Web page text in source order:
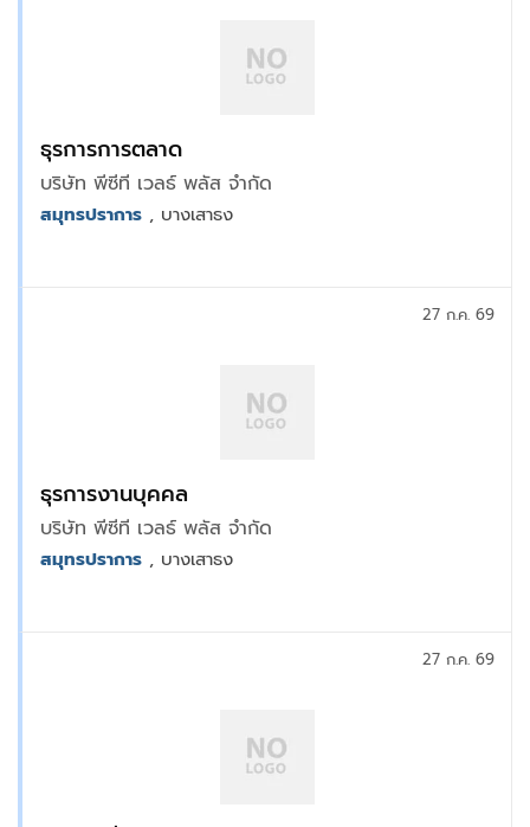
ธุรการการตลาด
บริษัท พีซีที เวลธ์ พลัส จำกัด
สมุทรปราการ , บางเสาธง
ธุรการงานบุคคล
บริษัท พีซีที เวลธ์ พลัส จำกัด
27 ก.ค. 69
สมุทรปราการ , บางเสาธง
27 ก.ค. 69